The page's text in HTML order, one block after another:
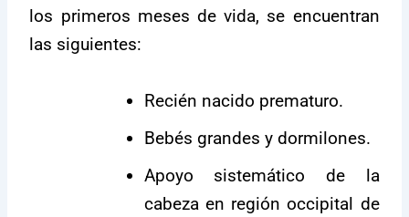
los primeros meses de vida, se encuentran
las siguientes:
Recién nacido prematuro.
Bebés grandes y dormilones.
Apoyo sistemático de la
cabeza en región occipital de